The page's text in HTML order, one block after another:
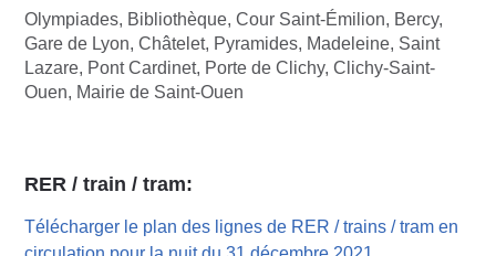
Olympiades, Bibliothèque, Cour Saint-Émilion, Bercy,
Gare de Lyon, Châtelet, Pyramides, Madeleine, Saint
Lazare, Pont Cardinet, Porte de Clichy, Clichy-Saint-
Ouen, Mairie de Saint-Ouen
RER / train / tram:
Télécharger le plan des lignes de RER / trains / tram en